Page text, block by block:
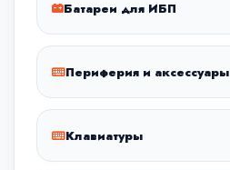
Батареи для ИБП
Периферия и аксессуары
Клавиатуры